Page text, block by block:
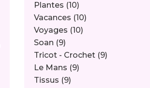
Plantes (10)
Vacances (10)
Voyages (10)
Soan (9)
Tricot - Crochet (9)
Le Mans (9)
Tissus (9)